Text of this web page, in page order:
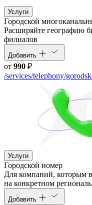
Услуги
Городской
Расширяйте географию
филиалов
Добавить
от 990 ₽
/services/telephony/
Услуги
Городской номер
Для компаний, которым
на конкретном
Добавить